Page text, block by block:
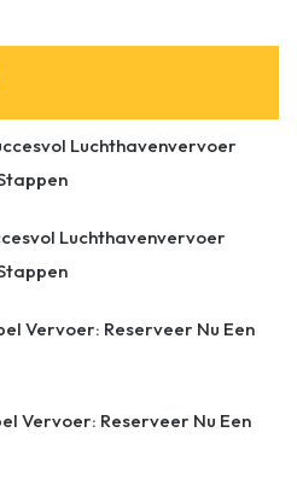
Luchthavenvervoer
Luchthavenvervoer
Vervoer: Reserveer Nu Een
Vervoer: Reserveer Nu Een